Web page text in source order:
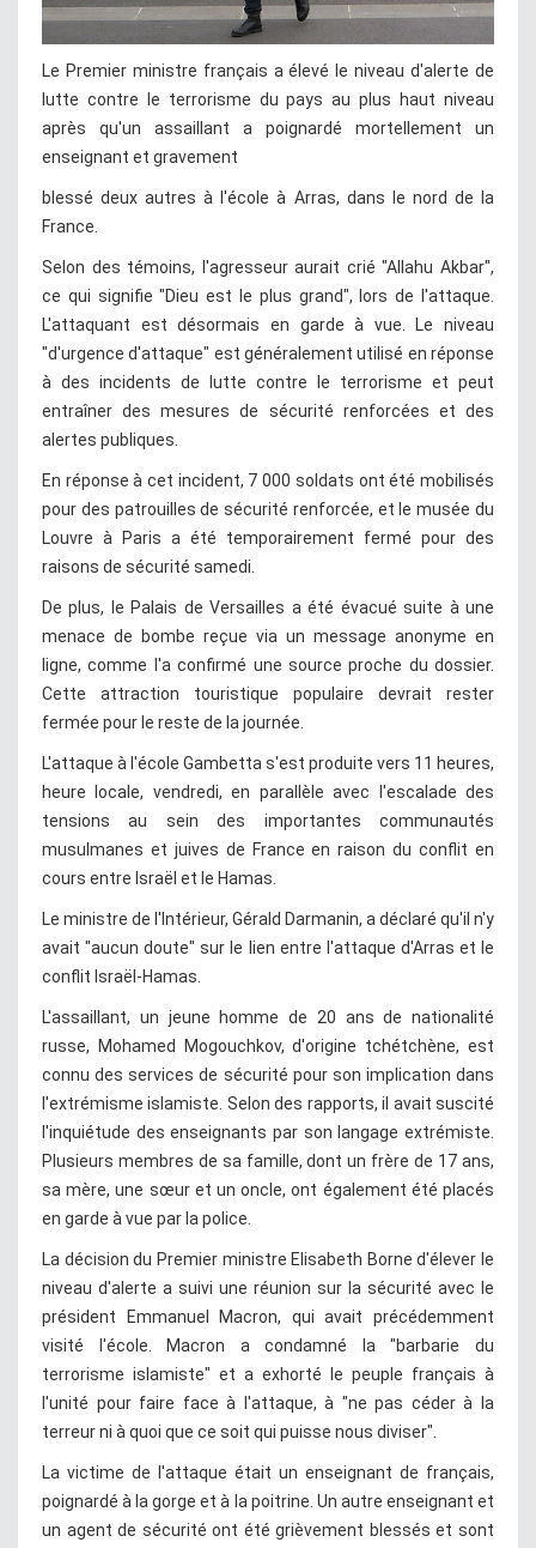
Le Premier ministre français a élevé le niveau d'alerte de
lutte contre le terrorisme du pays au plus haut niveau
après qu'un assaillant a poignardé mortellement un
enseignant et gravement
blessé deux autres à l'école à Arras, dans le nord de la
France.
Selon des témoins, l'agresseur aurait crié "Allahu Akbar",
ce qui signifie "Dieu est le plus grand", lors de l'attaque.
L'attaquant est désormais en garde à vue. Le niveau
"d'urgence d'attaque" est généralement utilisé en réponse
à des incidents de lutte contre le terrorisme et peut
entraîner des mesures de sécurité renforcées et des
alertes publiques.
En réponse à cet incident, 7 000 soldats ont été mobilisés
pour des patrouilles de sécurité renforcée, et le musée du
Louvre à Paris a été temporairement fermé pour des
raisons de sécurité samedi.
De plus, le Palais de Versailles a été évacué suite à une
menace de bombe reçue via un message anonyme en
ligne, comme l'a confirmé une source proche du dossier.
Cette attraction touristique populaire devrait rester
fermée pour le reste de la journée.
L'attaque à l'école Gambetta s'est produite vers 11 heures,
heure locale, vendredi, en parallèle avec l'escalade des
tensions au sein des importantes communautés
musulmanes et juives de France en raison du conflit en
cours entre Israël et le Hamas.
Le ministre de l'Intérieur, Gérald Darmanin, a déclaré qu'il n'y
avait "aucun doute" sur le lien entre l'attaque d'Arras et le
conflit Israël-Hamas.
L'assaillant, un jeune homme de 20 ans de nationalité
russe, Mohamed Mogouchkov, d'origine tchétchène, est
connu des services de sécurité pour son implication dans
l'extrémisme islamiste. Selon des rapports, il avait suscité
l'inquiétude des enseignants par son langage extrémiste.
Plusieurs membres de sa famille, dont un frère de 17 ans,
sa mère, une sœur et un oncle, ont également été placés
en garde à vue par la police.
La décision du Premier ministre Elisabeth Borne d'élever le
niveau d'alerte a suivi une réunion sur la sécurité avec le
président Emmanuel Macron, qui avait précédemment
visité l'école. Macron a condamné la "barbarie du
terrorisme islamiste" et a exhorté le peuple français à
l'unité pour faire face à l'attaque, à "ne pas céder à la
terreur ni à quoi que ce soit qui puisse nous diviser".
La victime de l'attaque était un enseignant de français,
poignardé à la gorge et à la poitrine. Un autre enseignant et
un agent de sécurité ont été grièvement blessés et sont